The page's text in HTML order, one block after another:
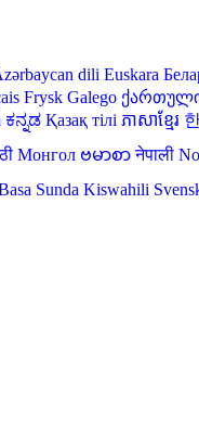
dili Euskara
Frysk Galego
ಕನ್ನಡ Қазақ тілі ភាសាខ្មែរ
Монгол ဗမာစာ नेपाली
Sunda Kiswahili